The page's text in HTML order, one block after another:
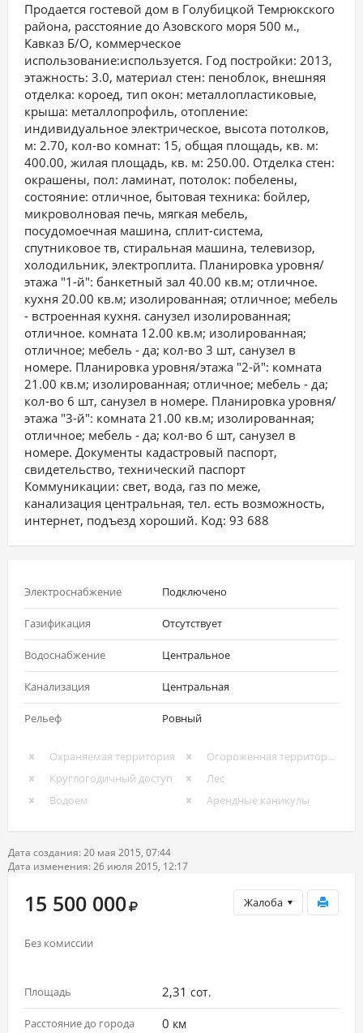
Продается гостевой дом в Голубицкой Темрюкского
района, расстояние до Азовского моря 500 м.,
Кавказ Б/О, коммерческое
использование:используется. Год постройки: 2013,
этажность: 3.0, материал стен: пеноблок, внешняя
отделка: короед, тип окон: металлопластиковые,
крыша: металлопрофиль, отопление:
индивидуальное электрическое, высота потолков,
м: 2.70, кол-во комнат: 15, общая площадь, кв. м:
400.00, жилая площадь, кв. м: 250.00. Отделка стен:
окрашены, пол: ламинат, потолок: побелены,
состояние: отличное, бытовая техника: бойлер,
микроволновая печь, мягкая мебель,
посудомоечная машина, сплит-система,
спутниковое тв, стиральная машина, телевизор,
холодильник, электроплита. Планировка уровня/
этажа "1-й": банкетный зал 40.00 кв.м; отличное.
кухня 20.00 кв.м; изолированная; отличное; мебель
- встроенная кухня. санузел изолированная;
отличное. комната 12.00 кв.м; изолированная;
отличное; мебель - да; кол-во 3 шт, санузел в
номере. Планировка уровня/этажа "2-й": комната
21.00 кв.м; изолированная; отличное; мебель - да;
кол-во 6 шт, санузел в номере. Планировка уровня/
этажа "3-й": комната 21.00 кв.м; изолированная;
отличное; мебель - да; кол-во 6 шт, санузел в
номере. Документы кадастровый паспорт,
свидетельство, технический паспорт
Коммуникации: свет, вода, газ по меже,
канализация центральная, тел. есть возможность,
интернет, подъезд хороший. Код: 93 688
Электроснабжение Подключено
Газификация Отсутствует
Водоснабжение Центральное
Канализация Центральная
Рельеф Ровный
Охраняемая территория
Огороженная территория
Круглогодичный доступ
Лес
Водоем
Арендные каникулы
Дата создания: 20 мая 2015, 07:44
Дата изменения: 26 июля 2015, 12:17
Жалоба
15 500 000
Без комиссии
Площадь 2,31 сот.
Расстояние до города 0 км